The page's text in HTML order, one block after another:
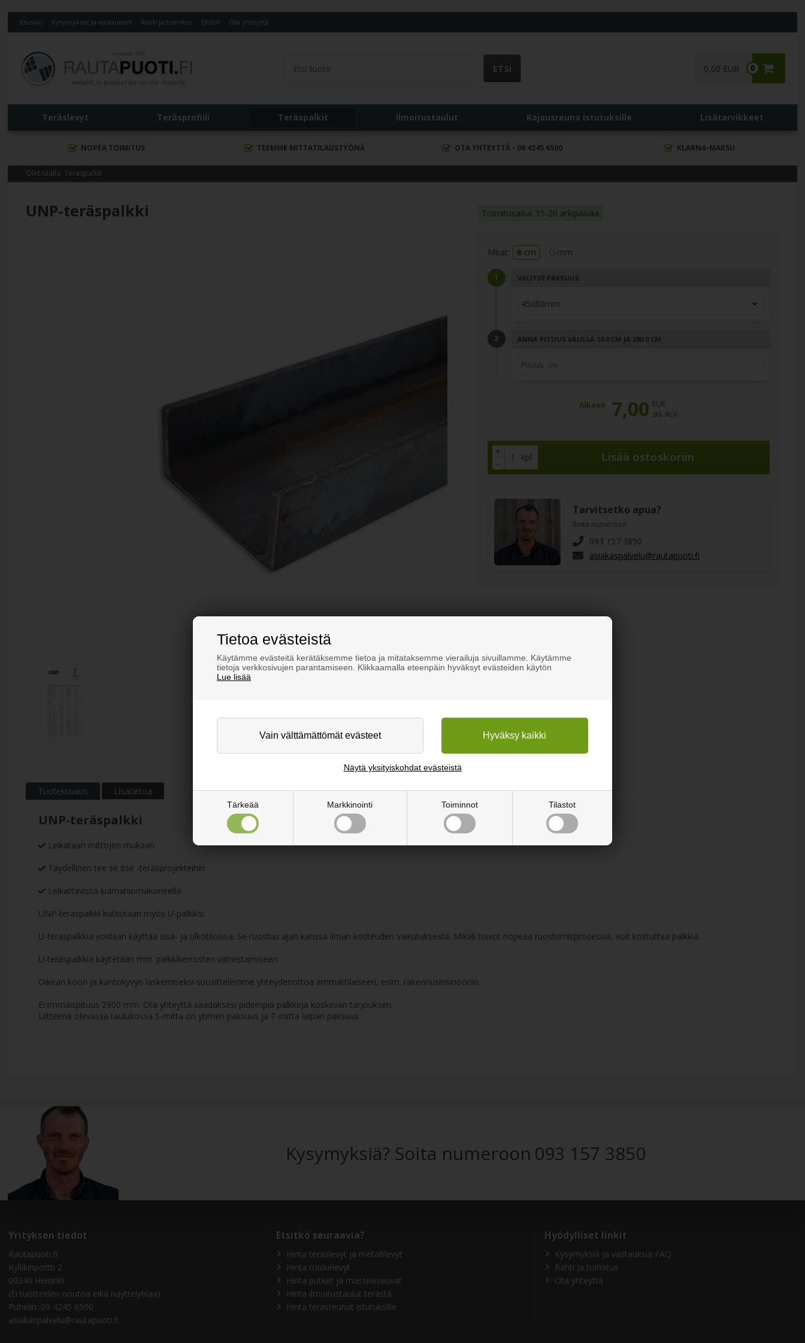
Tietoa evästeistä
Käytämme evästeitä kerätäksemme tietoa ja mitataksemme vierailuja sivuillamme. Käytämme
tietoja verkkosivujen parantamiseen. Klikkaamalla eteenpäin hyväksyt evästeiden käytön
Lue lisää
Tärkeää Markkinointi Toiminnot Tilastot
Näytä yksityiskohdat evästeistä
Etusivu Kysymykset ja vastaukset Rahti ja toimitus Ehdot Ota yhteyttä
0
0,00 EUR
Teräslevyt Teräsprofiili Teräspalkit Ilmoitustaulut Rajausreuna istutuksille Lisätarvikkeet
NOPEA TOIMITUS TEEMME MITTATILAUSTYÖNÄ OTA YHTEYTTÄ - 09 4245 6500 KLARNA-MAKSU
Olet täällä:Teräspalkit
UNP-teräspalkki Toimitusaika: 15-20 arkipäivää
Mitat: cm mm
VALITSE PAKSUUS
ANNA PITUUS VÄLILLÄ 10.0 CM JA 290.0 CM
Alkaen 7,00 EUR
sis. ALV
kpl
+
-
Tarvitsetko apua?
Soita numeroon
093 157 3850
asiakaspalvelu@rautapuoti.fi
Tuotekuvaus Lisätietoa
UNP-teräspalkki
Leikataan mittojen mukaan
Täydellinen tee se itse -teräsprojekteihin
Leikattavissa kulmahiomakoneella
UNP-teräspalkki kutsutaan myös U-palkiksi.
U-teräspalkkia voidaan käyttää sisä- ja ulkotiloissa. Se ruostuu ajan kanssa ilman kosteuden vaikutuksesta. Mikäli toivot nopeaa ruostumisprosessia, voit kostuttaa palkkia.
U-teräspalkkia käytetään mm. palkkikerrosten vahvistamiseen.
Oikean koon ja kantokyvyn laskemiseksi suosittelemme yhteydenottoa ammattilaiseen, esim. rakennusinsinööriin.
Enimmäispituus 2900 mm. Ota yhteyttä saadaksesi pidempiä palkkeja koskevan tarjouksen.
Liitteenä olevassa taulukossa S-mitta on ytimen paksuus ja T-mitta laipan paksuus.
Kysymyksiä? Soita numeroon 093 157 3850
Yrityksen tiedot
Rautapuoti.fi
Kyllikinportti 2
00240 Helsinki
(Ei tuotteiden noutoa eikä näyttelytilaa)
Puhelin: 09 4245 6500
asiakaspalvelu@rautapuoti.fi
Etsitkö seuraavia?
Hinta teräslevyt ja metallilevyt
Hinta roiskelevyt
Hinta putket ja massiivisauvat
Hinta ilmoitustaulut terästä
Hinta teräsreunat istutuksille
Hyödylliset linkit
Kysymyksiä ja vastauksia FAQ
Rahti ja toimitus
Ota yhteyttä